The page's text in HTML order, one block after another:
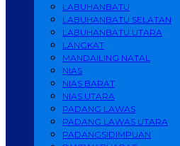
LABUHANBATU
LABUHANBATU SELATAN
LABUHANBATU UTARA
LANGKAT
MANDAILING NATAL
NIAS
NIAS BARAT
NIAS UTARA
PADANG LAWAS
PADANG LAWAS UTARA
PADANGSIDIMPUAN